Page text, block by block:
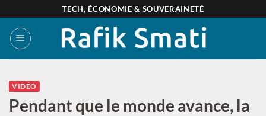
contenu
TECH, ÉCONOMIE & SOUVERAINETÉ
VIDÉO
Pendant que le monde avance, la